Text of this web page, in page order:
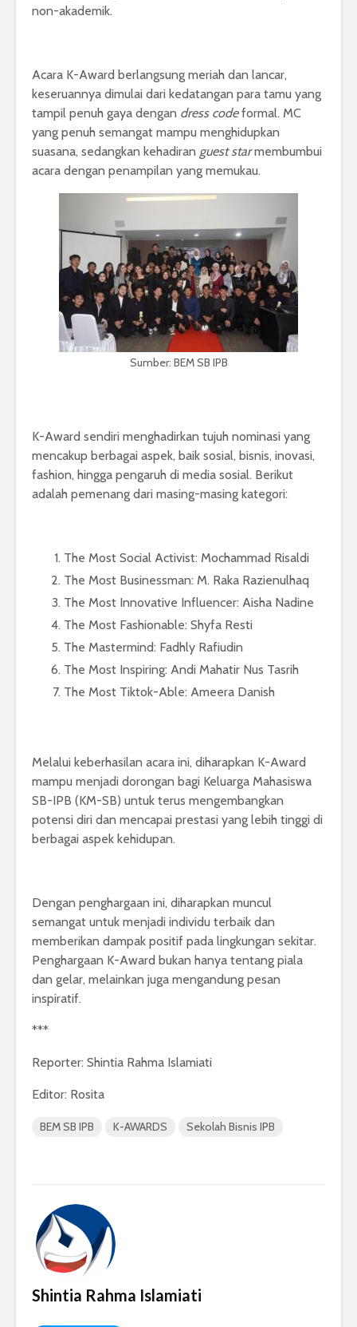
non-akademik.
Acara K-Award berlangsung meriah dan lancar,
keseruannya dimulai dari kedatangan para tamu yang
tampil penuh gaya dengan dress codeformal. MC
yang penuh semangat mampu menghidupkan
suasana, sedangkan kehadiran guest starmembumbui
acara dengan penampilan yang memukau.
Sumber: BEM SB IPB
K-Award sendiri menghadirkan tujuh nominasi yang
mencakup berbagai aspek, baik sosial, bisnis, inovasi,
fashion, hingga pengaruh di media sosial. Berikut
adalah pemenang dari masing-masing kategori:
The Most Social Activist: Mochammad Risaldi
The Most Businessman: M. Raka Razienulhaq
The Most Innovative Influencer: Aisha Nadine
The Most Fashionable: Shyfa Resti
The Mastermind: Fadhly Rafiudin
The Most Inspiring: Andi Mahatir Nus Tasrih
The Most Tiktok-Able: Ameera Danish
Melalui keberhasilan acara ini, diharapkan K-Award
mampu menjadi dorongan bagi Keluarga Mahasiswa
SB-IPB (KM-SB) untuk terus mengembangkan
potensi diri dan mencapai prestasi yang lebih tinggi di
berbagai aspek kehidupan.
Dengan penghargaan ini, diharapkan muncul
semangat untuk menjadi individu terbaik dan
memberikan dampak positif pada lingkungan sekitar.
Penghargaan K-Award bukan hanya tentang piala
dan gelar, melainkan juga mengandung pesan
inspiratif.
***
Reporter: Shintia Rahma Islamiati
Editor: Rosita
BEM SB IPB K-AWARDS Sekolah Bisnis IPB
Shintia Rahma Islamiati